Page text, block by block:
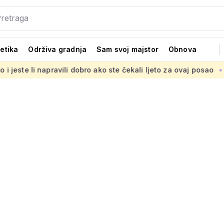
Održiva gradnja Sam svoj majstor Obnova
dobro ako ste čekali ljeto za ovaj posao Zahtjevna